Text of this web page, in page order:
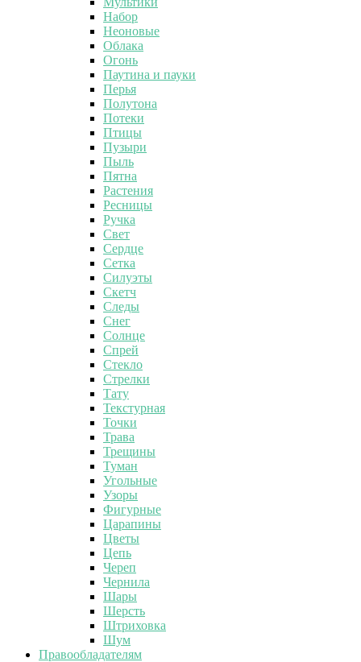
Набор
Неоновые
Облака
Огонь
Паутина и пауки
Перья
Полутона
Потеки
Птицы
Пузыри
Пыль
Пятна
Растения
Ресницы
Ручка
Свет
Сердце
Сетка
Силуэты
Скетч
Следы
Снег
Солнце
Спрей
Стекло
Стрелки
Тату
Текстурная
Точки
Трава
Трещины
Туман
Угольные
Узоры
Фигурные
Царапины
Цветы
Цепь
Череп
Чернила
Шары
Шерсть
Штриховка
Шум
Правообладателям